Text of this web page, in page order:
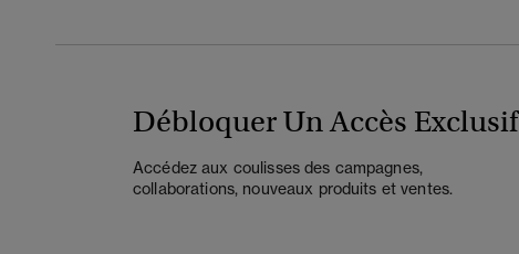
Débloquer Un Accès Exclusif
Accédez aux coulisses des campagnes,
collaborations, nouveaux produits et ventes.